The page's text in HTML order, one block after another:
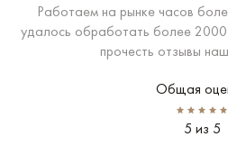
Работаем на рынке часов
удалось обработать более
прочесть отзывы
Общая
5 из 5